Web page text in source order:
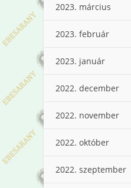
2023. március
2023. február
2023. január
2022. december
2022. november
2022. október
2022. szeptember